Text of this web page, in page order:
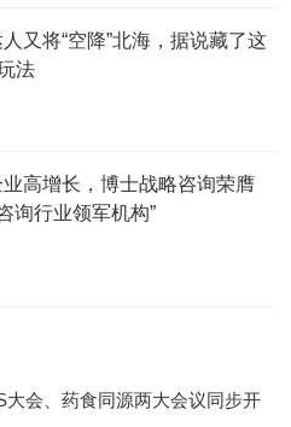
又将“空降”北海，据说藏了这
法
业高增长，博士战略咨询荣膺
询行业领军机构”
大会、药食同源两大会议同步开